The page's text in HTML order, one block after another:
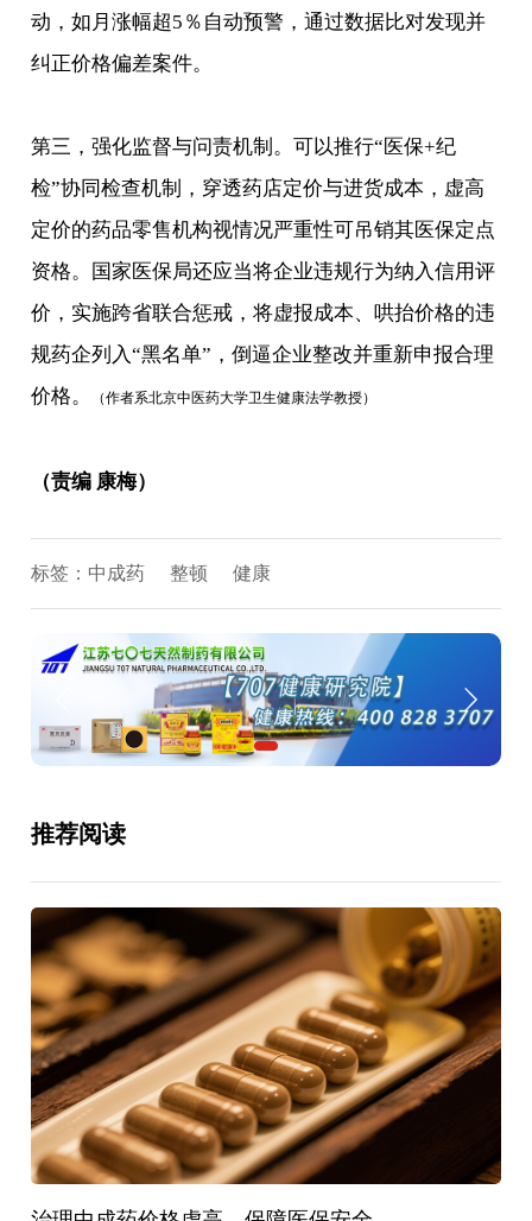
动，如月涨幅超5％自动预警，通过数据比对发现并
纠正价格偏差案件。
第三，强化监督与问责机制。可以推行“医保+纪
检”协同检查机制，穿透药店定价与进货成本，虚高
定价的药品零售机构视情况严重性可吊销其医保定点
资格。国家医保局还应当将企业违规行为纳入信用评
价，实施跨省联合惩戒，将虚报成本、哄抬价格的违
规药企列入“黑名单”，倒逼企业整改并重新申报合理
价格。
（作者系北京中医药大学卫生健康法学教授）
（责编 康梅）
标签： 中成药 整顿 健康
推荐阅读